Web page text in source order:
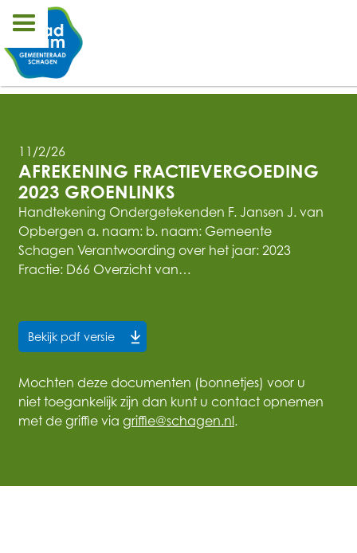
11/2/26
AFREKENING FRACTIEVERGOEDING
2023 GROENLINKS
Handtekening Ondergetekenden F. Jansen J. van
Opbergen a. naam: b. naam: Gemeente
Schagen Verantwoording over het jaar: 2023
Fractie: D66 Overzicht van…
Bekijk pdf versie
Mochten deze documenten (bonnetjes) voor u
niet toegankelijk zijn dan kunt u contact opnemen
met de griffie via griffie@schagen.nl.